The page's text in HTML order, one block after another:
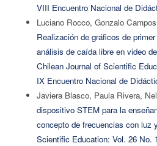
VIII Encuentro Nacional de
Luciano Rocco, Gonzalo
Realización de gráficos de
análisis de caída libre en video
Chilean Journal of Scientific
IX Encuentro Nacional de
Javiera Blasco, Paula Rivera,
dispositivo STEM para la
concepto de frecuencias con luz
Scientific Education: Vol. 26 No.